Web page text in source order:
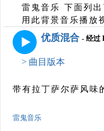
雷鬼音乐 下面列
用此背景音乐播
优质混合 - 经过
> 曲目版本
带有拉丁萨尔萨风味
雷鬼音乐